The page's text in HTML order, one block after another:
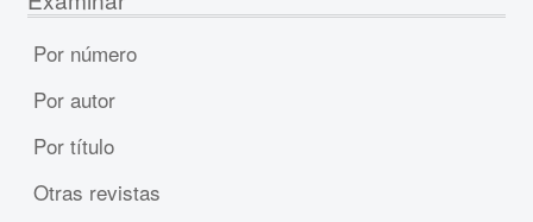
Por número
Por autor
Por título
Otras revistas